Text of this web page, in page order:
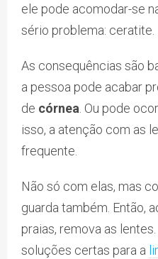
ele pode acomodar-se
sério problema: ceratite.
As consequências são
a pessoa pode acabar
de córnea . Ou pode
isso, a atenção com as
frequente.
Não só com elas, mas
guarda também. Então,
praias, remova as
soluções certas para a